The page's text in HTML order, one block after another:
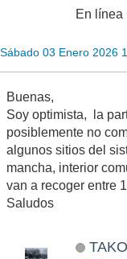
En línea
Sábado 03 Enero 2026
Buenas,
Soy optimista, la
posiblemente no
algunos sitios del
mancha, interior
van a recoger entre
Saludos